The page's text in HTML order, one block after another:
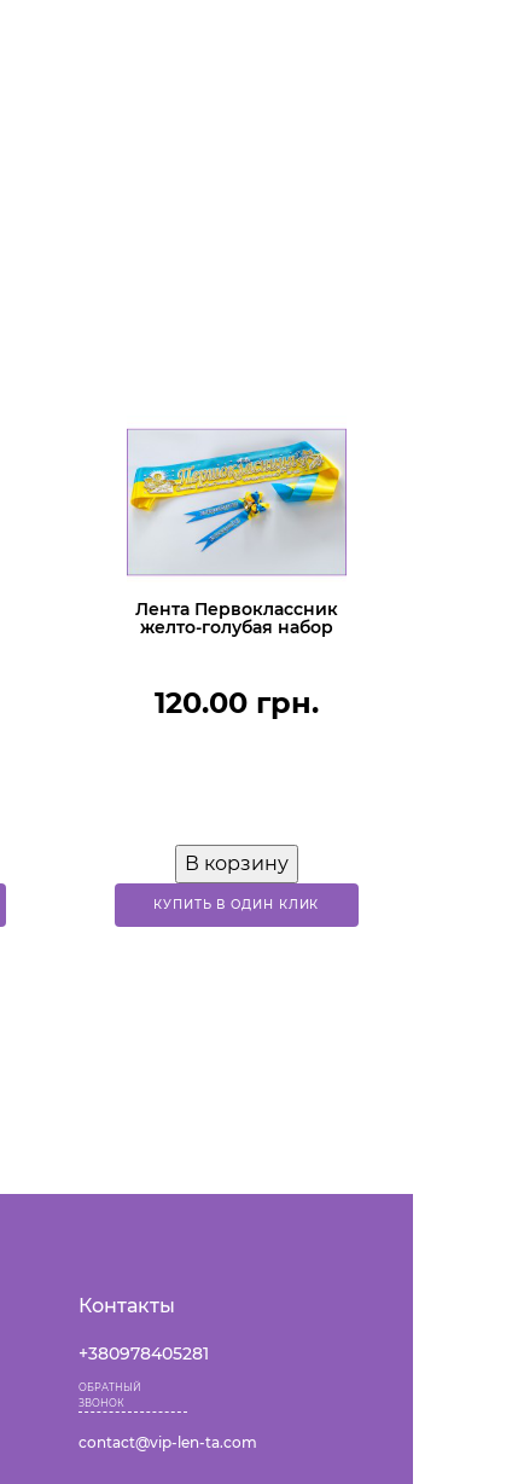
Лента Первоклассник
желто-голубая набор
120.00 грн.
В корзину
КУПИТЬ В ОДИН КЛИК
Контакты
+380978405281
ОБРАТНЫЙ
ЗВОНОК
contact@vip-len-ta.com